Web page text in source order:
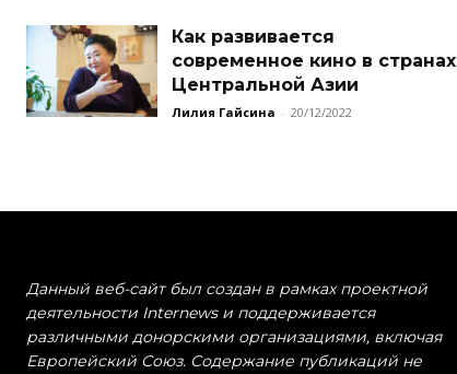
Как развивается
современное кино в странах
Центральной Азии
Лилия Гайсина - 20/12/2022
Данный веб-сайт был создан в рамках проектной
деятельности Internews и поддерживается
различными донорскими организациями, включая
Европейский Союз. Содержание публикаций не